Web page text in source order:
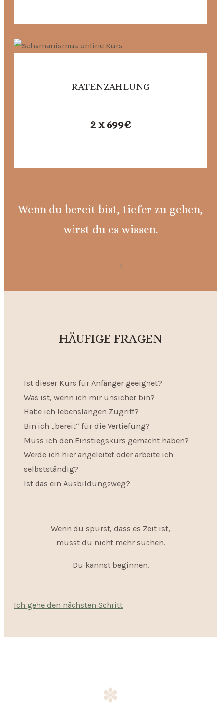
RATENZAHLUNG
2 x 699€
Wenn du bereit bist, tiefer zu gehen,
wirst du es wissen.
HÄUFIGE FRAGEN
Ist dieser Kurs für Anfänger geeignet?
Was ist, wenn ich mir unsicher bin?
Habe ich lebenslangen Zugriff?
Bin ich „bereit“ für die Vertiefung?
Muss ich den Einstiegskurs gemacht haben?
Werde ich hier angeleitet oder arbeite ich
selbstständig?
Ist das ein Ausbildungsweg?
Wenn du spürst, dass es Zeit ist,
musst du nicht mehr suchen.
Du kannst beginnen.
Ich gehe den nächsten Schritt
✽